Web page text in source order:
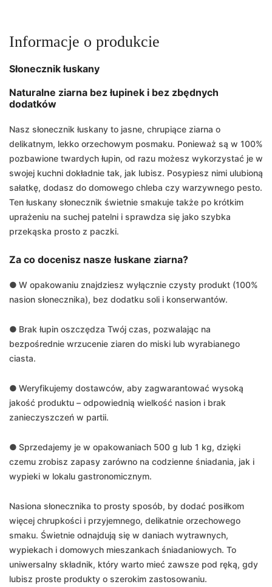
Informacje o produkcie
Słonecznik łuskany
Naturalne ziarna bez łupinek i bez zbędnych
dodatków
Nasz słonecznik łuskany to jasne, chrupiące ziarna o
delikatnym, lekko orzechowym posmaku. Ponieważ są w 100%
pozbawione twardych łupin, od razu możesz wykorzystać je w
swojej kuchni dokładnie tak, jak lubisz. Posypiesz nimi ulubioną
sałatkę, dodasz do domowego chleba czy warzywnego pesto.
Ten łuskany słonecznik świetnie smakuje także po krótkim
uprażeniu na suchej patelni i sprawdza się jako szybka
przekąska prosto z paczki.
Za co docenisz nasze łuskane ziarna?
● W opakowaniu znajdziesz wyłącznie czysty produkt (100%
nasion słonecznika), bez dodatku soli i konserwantów.
● Brak łupin oszczędza Twój czas, pozwalając na
bezpośrednie wrzucenie ziaren do miski lub wyrabianego
ciasta.
● Weryfikujemy dostawców, aby zagwarantować wysoką
jakość produktu – odpowiednią wielkość nasion i brak
zanieczyszczeń w partii.
● Sprzedajemy je w opakowaniach 500 g lub 1 kg, dzięki
czemu zrobisz zapasy zarówno na codzienne śniadania, jak i
wypieki w lokalu gastronomicznym.
Nasiona słonecznika to prosty sposób, by dodać posiłkom
więcej chrupkości i przyjemnego, delikatnie orzechowego
smaku. Świetnie odnajdują się w daniach wytrawnych,
wypiekach i domowych mieszankach śniadaniowych. To
uniwersalny składnik, który warto mieć zawsze pod ręką, gdy
lubisz proste produkty o szerokim zastosowaniu.